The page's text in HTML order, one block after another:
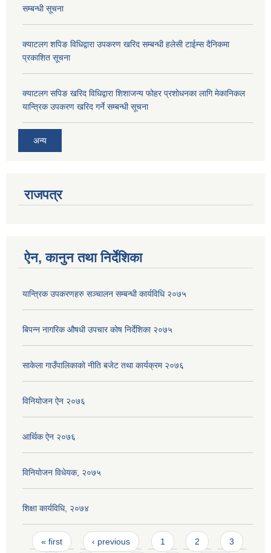
सम्बन्धी सूचना
क्याटलग शपिङ विधिद्वारा उपकरण खरिद सम्बन्धी हलेसी टाईम्स दैनिकमा
प्रकाशित सूचना
क्याटलग सपिङ खरिद विधिद्वारा शिशाजन्य फोहर प्रशोधनका लागि मेकानिकल
यान्त्रिक उपकरण खरिद गर्ने सम्बन्धी सूचना
अन्य
राजपत्र
ऐन, कानुन तथा निर्देशिका
यान्त्रिक उपकरणहरु सञ्चालन सम्बन्धी कार्यविधि २०७५
बिपन्न नागरिक ‍‍‌‍औषधी उपचार कोष निर्देशिका २०७५
साकेला गाउँपालिकाको नीति बजेट तथा कार्यक्रम २०७६
विनियोजन ऐन २०७६
आर्थिक ऐन २०७६
विनियाेजन विधेयक, २०७५
शिक्षा कार्यविधि, २०७४
Pages
« first ‹ previous 1 2 3